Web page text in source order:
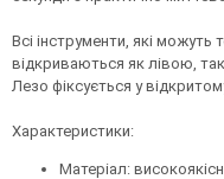
Всі інструменти, які можуть
відкриваються як лівою,
Лезо фіксується у
Характеристики:
Матеріал: